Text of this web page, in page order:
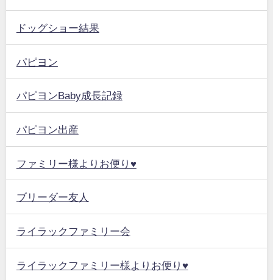
ドッグショー結果
パピヨン
パピヨンBaby成長記録
パピヨン出産
ファミリー様よりお便り♥
ブリーダー友人
ライラックファミリー会
ライラックファミリー様よりお便り♥